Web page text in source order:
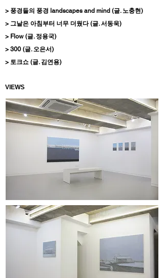
> 풍경들의 풍경 landscapes and mind (글. 노충현)
> 그날은 아침부터 너무 더웠다 (글. 서동욱)
> Flow (글. 정용국)
> 300 (글. 오은서)
> 토크쇼 (글. 김연용)
VIEWS